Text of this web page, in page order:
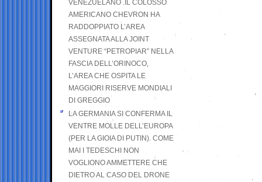
VENEZUELANO .IL COLOSSO
AMERICANO CHEVRON HA
RADDOPPIATO L’AREA
ASSEGNATA ALLA JOINT
VENTURE “PETROPIAR” NELLA
FASCIA DELL’ORINOCO,
L’AREA CHE OSPITA LE
MAGGIORI RISERVE MONDIALI
DI GREGGIO
LA GERMANIA SI CONFERMA IL
VENTRE MOLLE DELL’EUROPA
(PER LA GIOIA DI PUTIN). COME
MAI I TEDESCHI NON
VOGLIONO AMMETTERE CHE
DIETRO AL CASO DEL DRONE